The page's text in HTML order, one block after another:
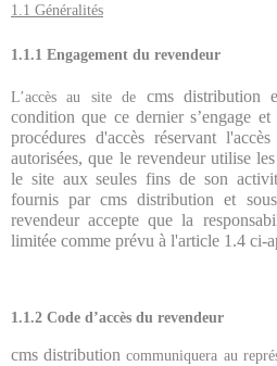
1.1 Généralités
1.1.1 Engagement du revendeur
L’accès au site de cms distribution
condition que ce dernier s’engage
procédures d'accès réservant
autorisées, que le revendeur utilise
le site aux seules fins de son
fournis parcms distributionet
revendeur accepte que la
limitée comme prévu à l'article 1.4 ci-
1.1.2 Code d’accès du revendeur
cms distribution communiquera au